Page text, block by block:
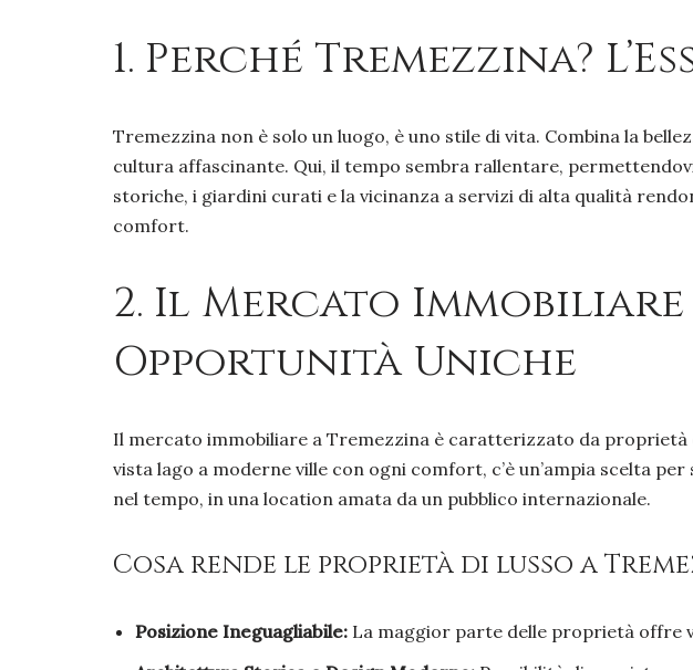
1. Perché Tremezzina?
Tremezzina non è solo un luogo, è uno stile di vita. Combina la
cultura affascinante. Qui, il tempo sembra rallentare,
storiche, i giardini curati e la vicinanza a servizi di alta qualità
comfort.
2. Il Mercato Immobiliare
Opportunità Uniche
Il mercato immobiliare a Tremezzina è caratterizzato da
vista lago a moderne ville con ogni comfort, c’è un’ampia scelta
nel tempo, in una location amata da un pubblico internazionale.
Cosa rende le proprietà di lusso a
Posizione Ineguagliabile: La maggior parte delle proprietà offre